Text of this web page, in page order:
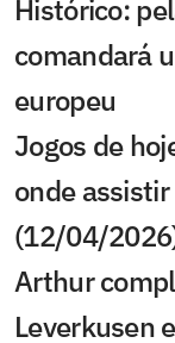
Histórico:
comandará
europeu
Jogos de
onde
(12/04/
Arthur
Leverkusen